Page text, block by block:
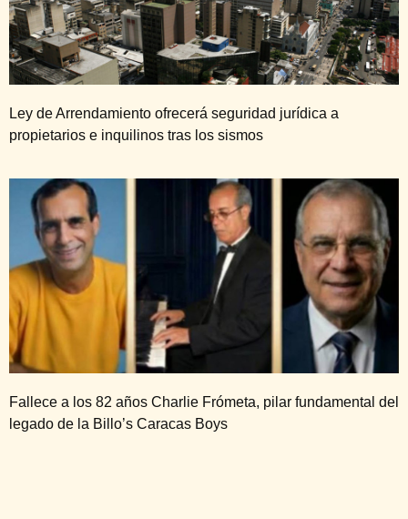
Ley de Arrendamiento ofrecerá seguridad jurídica a
propietarios e inquilinos tras los sismos
Fallece a los 82 años Charlie Frómeta, pilar fundamental del
legado de la Billo’s Caracas Boys